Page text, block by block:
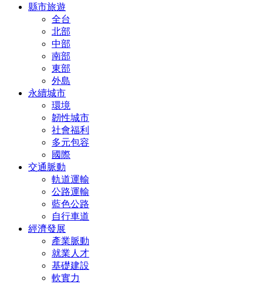
縣市旅遊
全台
北部
中部
南部
東部
外島
永續城市
環境
韌性城市
社會福利
多元包容
國際
交通脈動
軌道運輸
公路運輸
藍色公路
自行車道
經濟發展
產業脈動
就業人才
基礎建設
軟實力